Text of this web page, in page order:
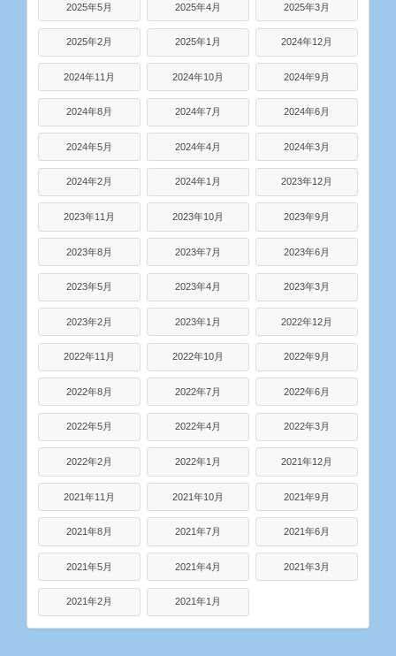
2025年5月 2025年4月 2025年3月
2025年2月 2025年1月 2024年12月
2024年11月 2024年10月 2024年9月
2024年8月 2024年7月 2024年6月
2024年5月 2024年4月 2024年3月
2024年2月 2024年1月 2023年12月
2023年11月 2023年10月 2023年9月
2023年8月 2023年7月 2023年6月
2023年5月 2023年4月 2023年3月
2023年2月 2023年1月 2022年12月
2022年11月 2022年10月 2022年9月
2022年8月 2022年7月 2022年6月
2022年5月 2022年4月 2022年3月
2022年2月 2022年1月 2021年12月
2021年11月 2021年10月 2021年9月
2021年8月 2021年7月 2021年6月
2021年5月 2021年4月 2021年3月
2021年2月 2021年1月